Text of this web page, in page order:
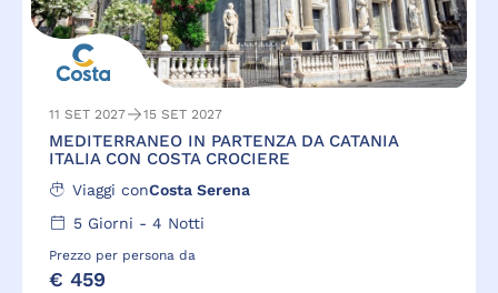
11 SET 2027 15 SET 2027
MEDITERRANEO IN PARTENZA DA CATANIA
ITALIA CON COSTA CROCIERE
Viaggi conCosta Serena
5Giorni - 4 Notti
Prezzo per persona da
€ 459